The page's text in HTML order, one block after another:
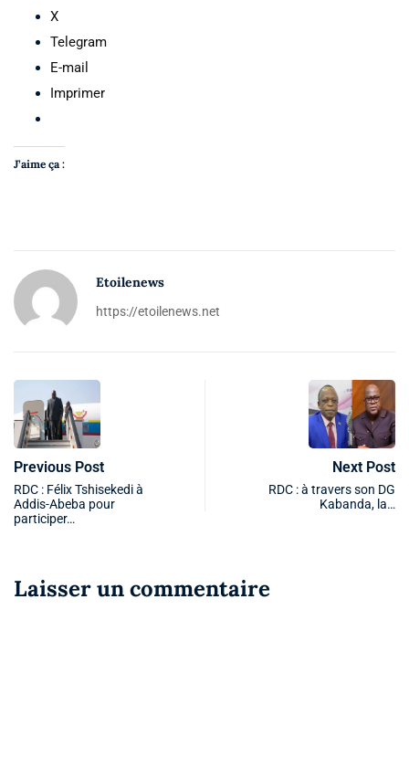
X
Telegram
E-mail
Imprimer
J’aime ça :
Etoilenews
https://etoilenews.net
Previous Post
RDC : Félix Tshisekedi à
Addis-Abeba pour
participer…
Next Post
RDC : à travers son DG
Kabanda, la…
Laisser un commentaire